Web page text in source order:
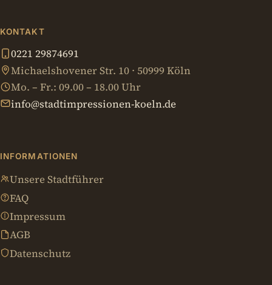
KONTAKT
0221 29874691
Michaelshovener Str. 10 · 50999 Köln
Mo. – Fr.: 09.00 – 18.00 Uhr
info@stadtimpressionen-koeln.de
INFORMATIONEN
Unsere Stadtführer
FAQ
Impressum
AGB
Datenschutz